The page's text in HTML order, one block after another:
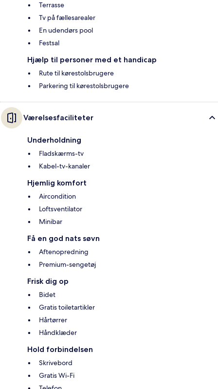
Terrasse
Tv på fællesarealer
En udendørs pool
Festsal
Hjælp til personer med et handicap
Rute til kørestolsbrugere
Parkering til kørestolsbrugere
Værelsesfaciliteter
Underholdning
Fladskærms-tv
Kabel-tv-kanaler
Hjemlig komfort
Aircondition
Loftsventilator
Minibar
Få en god nats søvn
Aftenopredning
Premium-sengetøj
Frisk dig op
Bidet
Gratis toiletartikler
Hårtørrer
Håndklæder
Hold forbindelsen
Skrivebord
Gratis Wi-Fi